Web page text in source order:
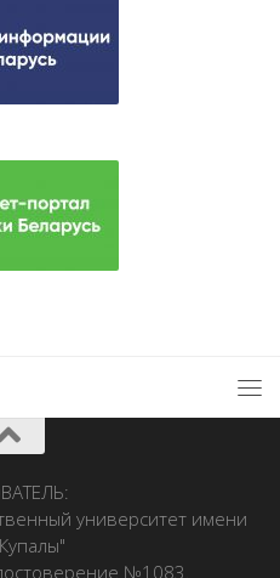
университет имени
№1083.